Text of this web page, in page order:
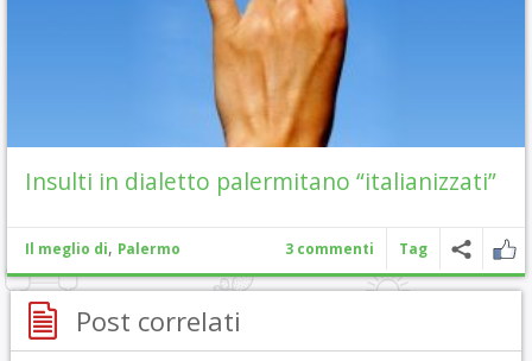
Insulti in dialetto palermitano “italianizzati”
Il meglio di, Palermo 3 commenti Tag
Post correlati